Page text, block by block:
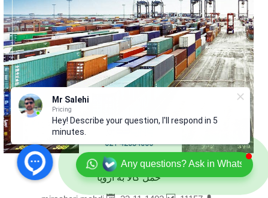
حمل کالا به اروپا
Any questions? Ask in Whatsapp
Mr Salehi
Pricing
Hey! Describe your question, I'll respond in 5
minutes.